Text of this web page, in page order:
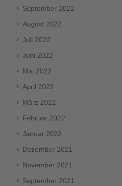
September 2022
August 2022
Juli 2022
Juni 2022
Mai 2022
April 2022
März 2022
Februar 2022
Januar 2022
Dezember 2021
November 2021
September 2021